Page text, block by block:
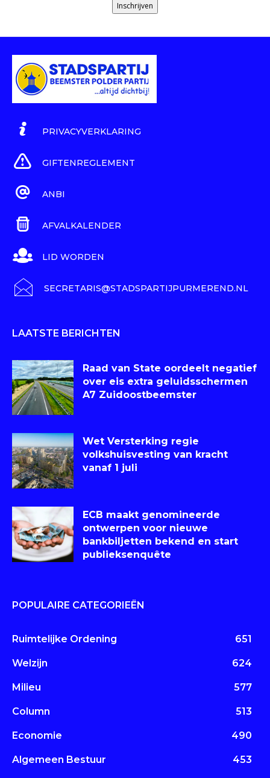
Inschrijven
PRIVACYVERKLARING
GIFTENREGLEMENT
ANBI
AFVALKALENDER
LID WORDEN
SECRETARIS@STADSPARTIJPURMEREND.NL
LAATSTE BERICHTEN
Raad van State oordeelt negatief
over eis extra geluidsschermen
A7 Zuidoostbeemster
Wet Versterking regie
volkshuisvesting van kracht
vanaf 1 juli
ECB maakt genomineerde
ontwerpen voor nieuwe
bankbiljetten bekend en start
publieksenquête
POPULAIRE CATEGORIEËN
Ruimtelijke Ordening 651
Welzijn 624
Milieu 577
Column 513
Economie 490
Algemeen Bestuur 453